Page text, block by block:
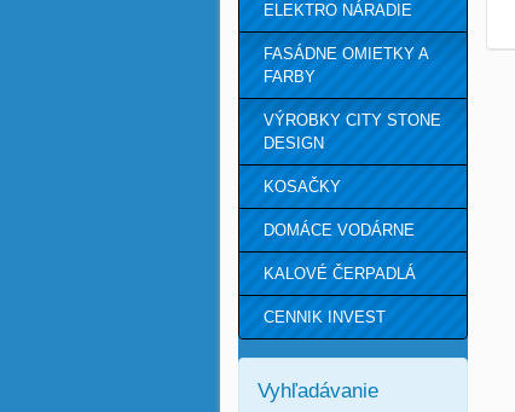
ELEKTRO NÁRADIE
FASÁDNE OMIETKY A
FARBY
VÝROBKY CITY STONE
DESIGN
KOSAČKY
DOMÁCE VODÁRNE
KALOVÉ ČERPADLÁ
CENNIK INVEST
Vyhľadávanie